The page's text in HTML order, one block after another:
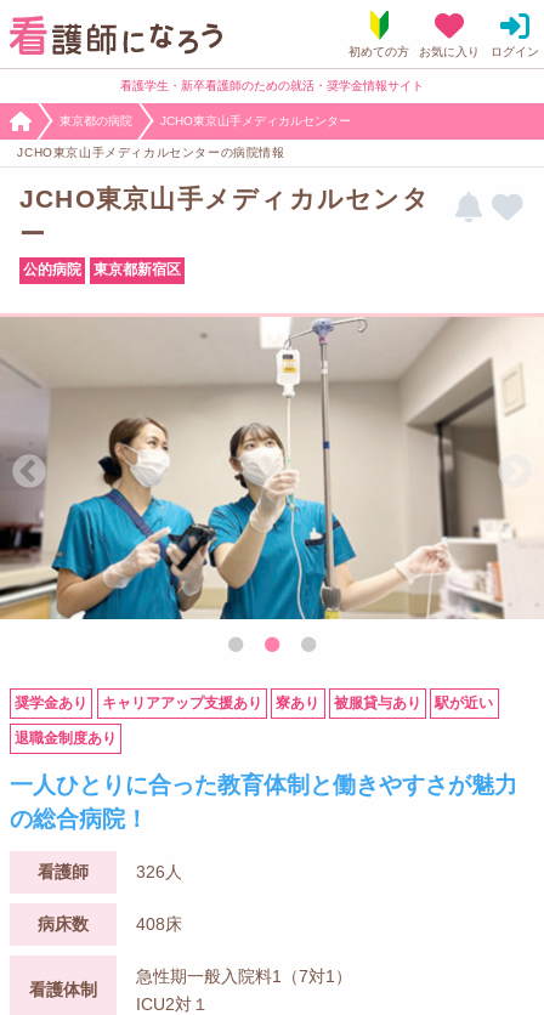
看護学生・新卒看護師のための就活・奨学金情報サイト
東京都の病院 JCHO東京山手メディカルセンター
JCHO東京山手メディカルセンターの病院情報
JCHO東京山手メディカルセンタ
ー
公的病院 東京都新宿区
奨学金あり キャリアアップ支援あり 寮あり 被服貸与あり 駅が近い
退職金制度あり
一人ひとりに合った教育体制と働きやすさが魅力
の総合病院！
看護師 326人
病床数 408床
看護体制
急性期一般入院料1（7対1）
ICU2対１